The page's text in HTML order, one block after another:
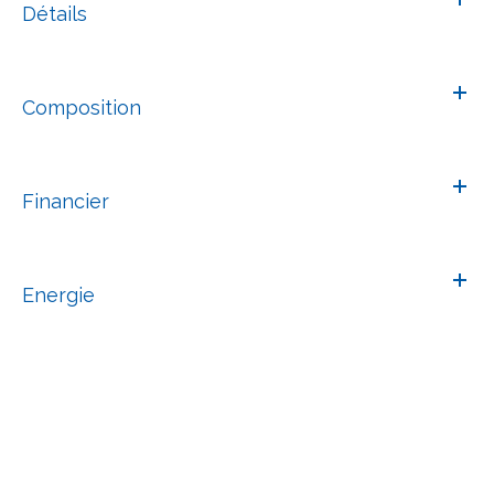
Détails
Composition
Financier
Energie